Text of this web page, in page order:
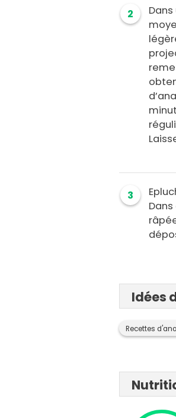
2
3
Idées
Recettes